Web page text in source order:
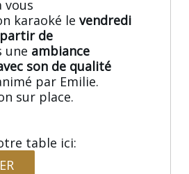
vous
karaoké le vendredi
de
une ambiance
son de qualité
par Emilie.
sur place.
table ici: